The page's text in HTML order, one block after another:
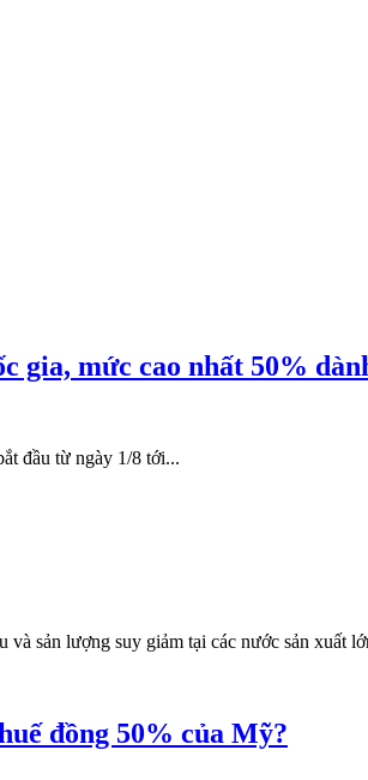
gia, mức cao nhất 50%
đầu từ ngày 1/8 tới...
và sản lượng suy giảm tại các nước sản
đồng 50% của Mỹ?